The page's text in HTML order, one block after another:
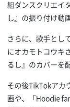
組ダンスクリエイ
し』の振り付け動
さらに、歌手とし
にオカモトコウキ
るし』のカバーを
その後TikTokアカ
画や、「Hoodie